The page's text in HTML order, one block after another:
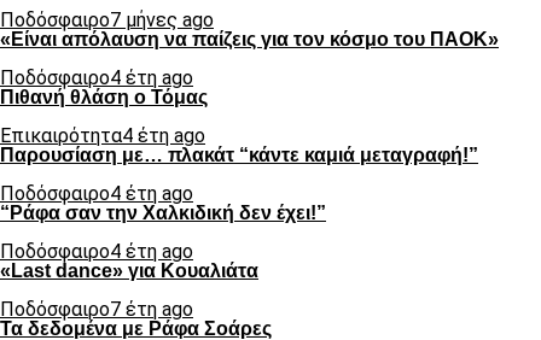
Ποδόσφαιρο7 μήνες ago
«Είναι απόλαυση να παίζεις για τον κόσμο του ΠΑΟΚ»
Ποδόσφαιρο4 έτη ago
Πιθανή θλάση ο Τόμας
Επικαιρότητα4 έτη ago
Παρουσίαση με… πλακάτ “κάντε καμιά μεταγραφή!”
Ποδόσφαιρο4 έτη ago
“Ράφα σαν την Χαλκιδική δεν έχει!”
Ποδόσφαιρο4 έτη ago
«Last dance» για Κουαλιάτα
Ποδόσφαιρο7 έτη ago
Τα δεδομένα με Ράφα Σοάρες